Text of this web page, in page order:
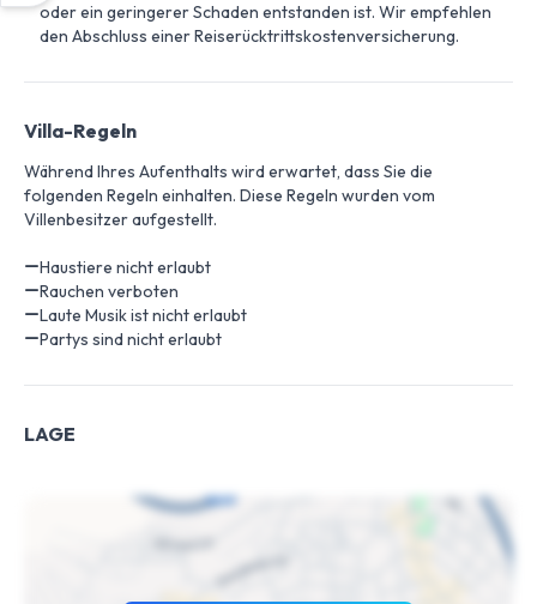
oder ein geringerer Schaden entstanden ist. Wir empfehlen
den Abschluss einer Reiserücktrittskostenversicherung.
Villa-Regeln
Während Ihres Aufenthalts wird erwartet, dass Sie die
folgenden Regeln einhalten. Diese Regeln wurden vom
Villenbesitzer aufgestellt.
Haustiere nicht erlaubt
Rauchen verboten
Laute Musik ist nicht erlaubt
Partys sind nicht erlaubt
LAGE